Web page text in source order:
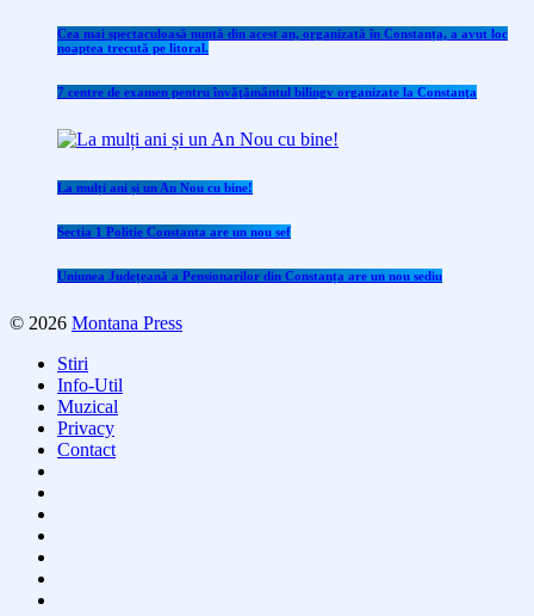
Cea mai spectaculoasă nuntă din acest an, organizată în Constanța, a avut loc
noaptea trecută pe litoral.
7 centre de examen pentru învăţământul bilingv organizate la Constanţa
La mulți ani și un An Nou cu bine!
Sectia 1 Politie Constanta are un nou sef
Uniunea Județeană a Pensionarilor din Constanța are un nou sediu
© 2026 Montana Press
Stiri
Info-Util
Muzical
Privacy
Contact